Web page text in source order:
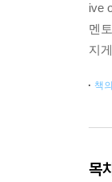
ive
멘
지
책
목